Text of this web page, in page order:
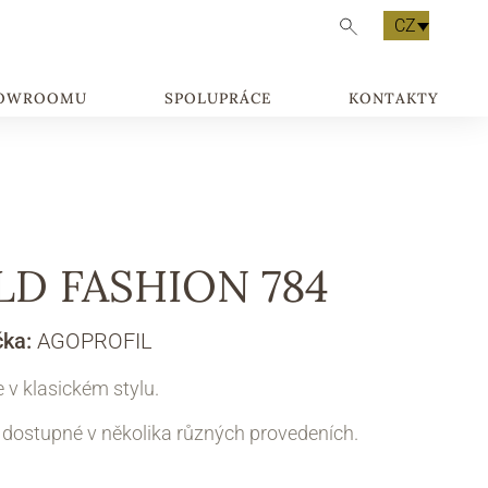
CZ
SPOLUPRÁCE KONTAKTY
FASHION 784
AGOPROFIL
v klasickém stylu.
v několika různých provedeních.